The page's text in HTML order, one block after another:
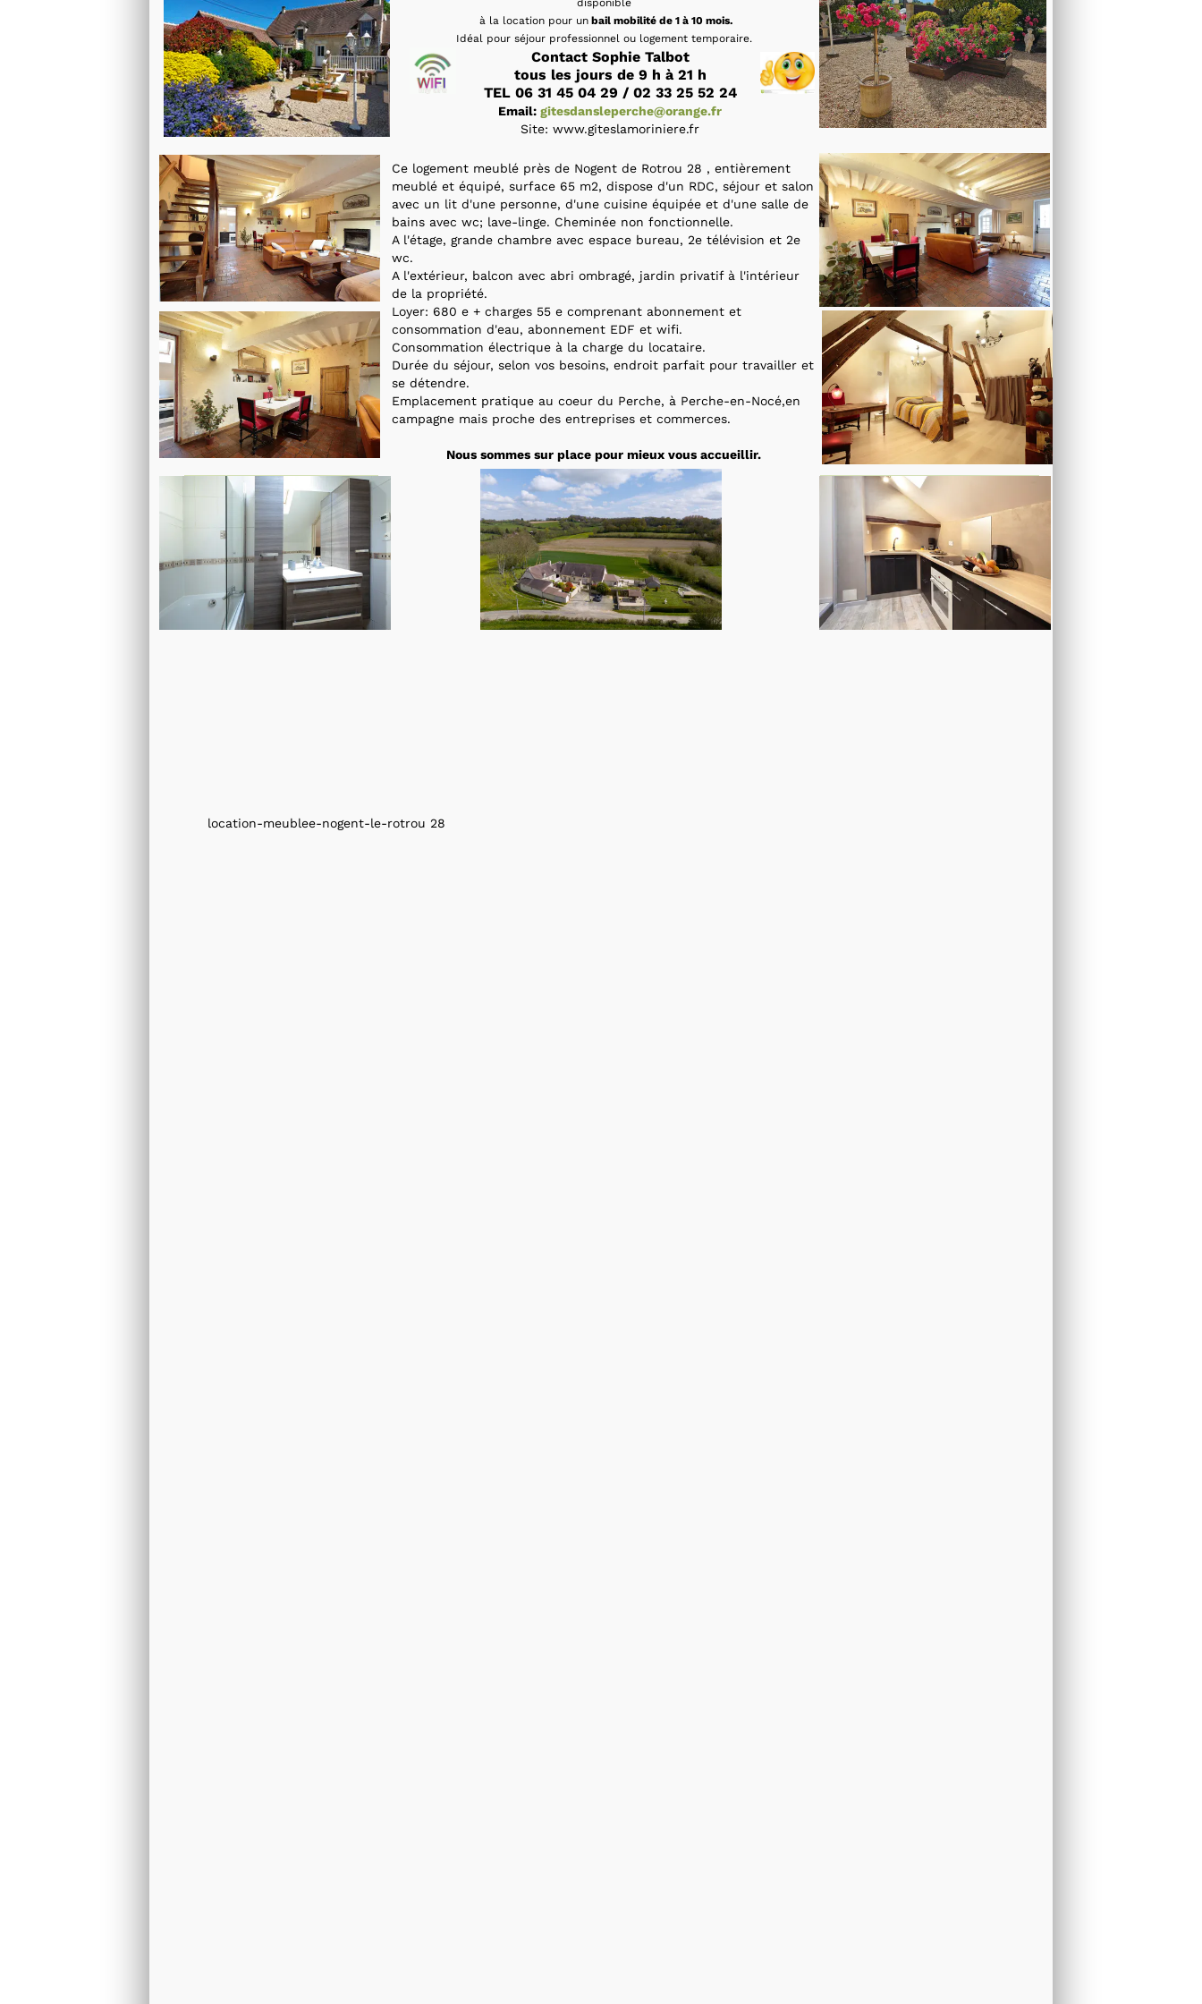
location-meublee-nogent-le-rotrou 28
disponible
à la location pour un bail mobilité de 1 à 10 mois.
Idéal pour séjour professionnel ou logement temporaire.
Contact Sophie Talbot
tous les jours de 9 h à 21 h
TEL 06 31 45 04 29 / 02 33 25 52 24
Email: gitesdansleperche@orange.fr
Site: www.giteslamoriniere.fr
location meublee salon nogent le rotrou
Ce logement meublé près de Nogent de Rotrou 28 , entièrement
meublé et équipé, surface 65 m2, dispose d'un RDC, séjour et salon
avec un lit d'une personne, d'une cuisine équipée et d'une salle de
bains avec wc; lave-linge. Cheminée non fonctionnelle.
A l'étage, grande chambre avec espace bureau, 2e télévision et 2e
wc.
A l'extérieur, balcon avec abri ombragé, jardin privatif à l'intérieur
de la propriété.
Loyer: 680 e + charges 55 e comprenant abonnement et
consommation d'eau, abonnement EDF et wifi.
Consommation électrique à la charge du locataire.
Durée du séjour, selon vos besoins, endroit parfait pour travailler et
se détendre.
Emplacement pratique au coeur du Perche, à Perche-en-Nocé,en
campagne mais proche des entreprises et commerces.
Nous sommes sur place pour mieux vous accueillir.
location meublee à nogent le rotrou 28
location meublee chambre nogent le rotrou 28
location meublee à nogent le rotrou
salle-de-bain
location-meublee-a-nogent-le-rotrou
cuisine
location meublee a nogent le rotrou 28
exterieur